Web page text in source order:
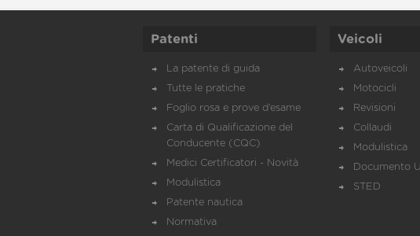
Patenti
La patente di guida
Tutte le pratiche
Foglio rosa e prove d’esame
Carta di Qualificazione del
Conducente (CQC)
Medici Certificatori - Novità
Modulistica
Patente nautica
Normativa
Veicoli
Autoveicoli
Motocicli
Revisioni
Collaudi
Modulistica
Documento
STED